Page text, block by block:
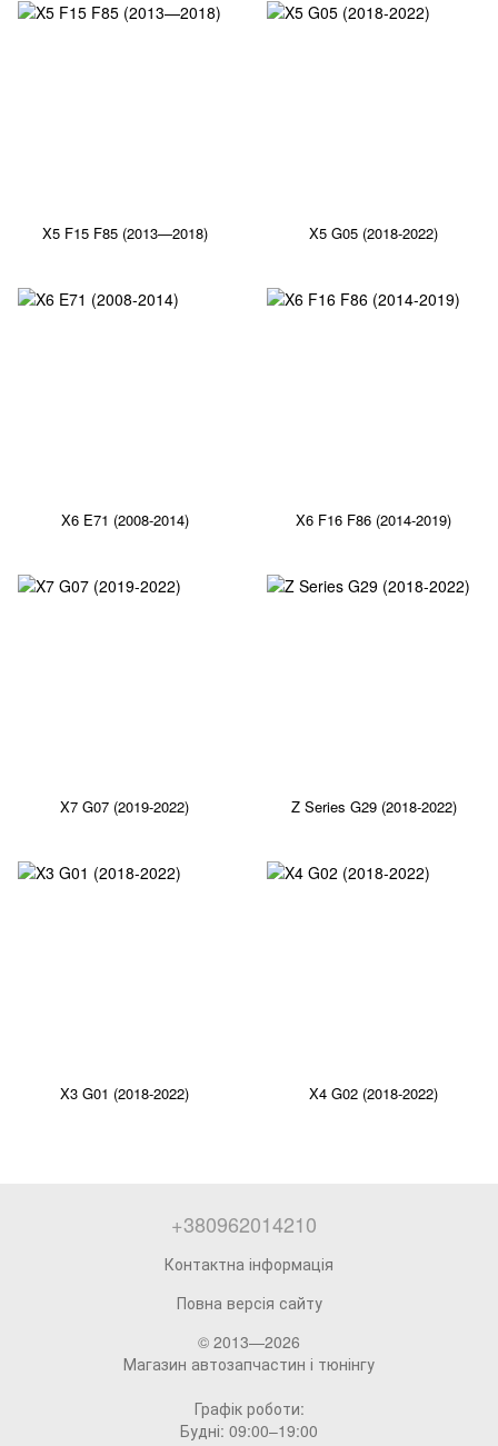
X5 F15 F85 (2013—2018) X5 G05 (2018-2022)
X6 E71 (2008-2014) X6 F16 F86 (2014-2019)
X7 G07 (2019-2022) Z Series G29 (2018-2022)
X3 G01 (2018-2022) X4 G02 (2018-2022)
+380962014210
Контактна інформація
Повна версія сайту
© 2013—2026
Магазин автозапчастин і тюнінгу
Графік роботи:
Будні: 09:00–19:00